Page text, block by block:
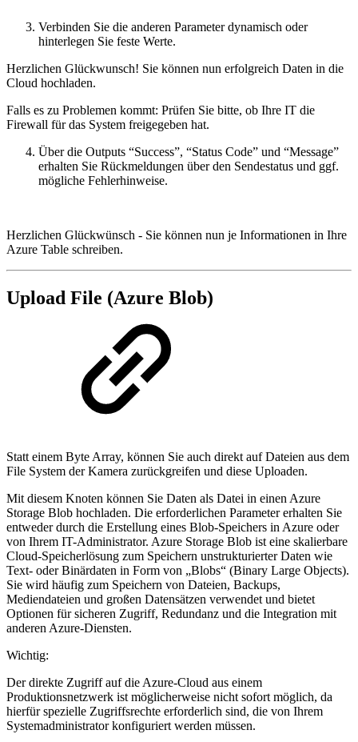
Verbinden Sie die anderen Parameter dynamisch oder
hinterlegen Sie feste Werte.
Herzlichen Glückwunsch! Sie können nun erfolgreich Daten in die
Cloud hochladen.
Falls es zu Problemen kommt: Prüfen Sie bitte, ob Ihre IT die
Firewall für das System freigegeben hat.
Über die Outputs “Success”, “Status Code” und “Message”
erhalten Sie Rückmeldungen über den Sendestatus und ggf.
mögliche Fehlerhinweise.
Herzlichen Glückwünsch - Sie können nun je Informationen in Ihre
Azure Table schreiben.
Upload File (Azure Blob)
Statt einem Byte Array, können Sie auch direkt auf Dateien aus dem
File System der Kamera zurückgreifen und diese Uploaden.
Mit diesem Knoten können Sie Daten als Datei in einen Azure
Storage Blob hochladen. Die erforderlichen Parameter erhalten Sie
entweder durch die Erstellung eines Blob-Speichers in Azure oder
von Ihrem IT-Administrator. Azure Storage Blob ist eine skalierbare
Cloud-Speicherlösung zum Speichern unstrukturierter Daten wie
Text- oder Binärdaten in Form von „Blobs“ (Binary Large Objects).
Sie wird häufig zum Speichern von Dateien, Backups,
Mediendateien und großen Datensätzen verwendet und bietet
Optionen für sicheren Zugriff, Redundanz und die Integration mit
anderen Azure-Diensten.
Wichtig:
Der direkte Zugriff auf die Azure-Cloud aus einem
Produktionsnetzwerk ist möglicherweise nicht sofort möglich, da
hierfür spezielle Zugriffsrechte erforderlich sind, die von Ihrem
Systemadministrator konfiguriert werden müssen.